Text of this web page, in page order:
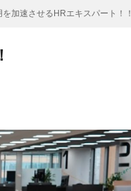
加速させるHRエキスパート！！